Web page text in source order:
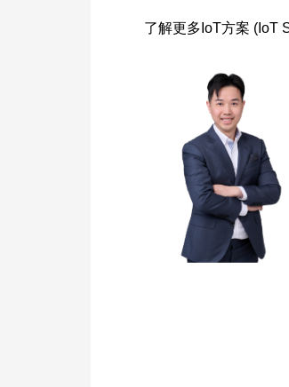
了解更多IoT方案 (IoT